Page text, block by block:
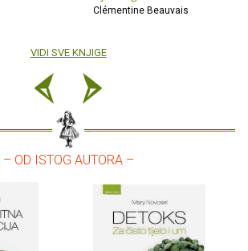
Clémentine Beauvais
VIDI SVE KNJIGE
– OD ISTOG AUTORA –